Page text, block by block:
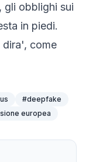
gli obblighi sui
in piedi.
dira', come
#deepfake
europea